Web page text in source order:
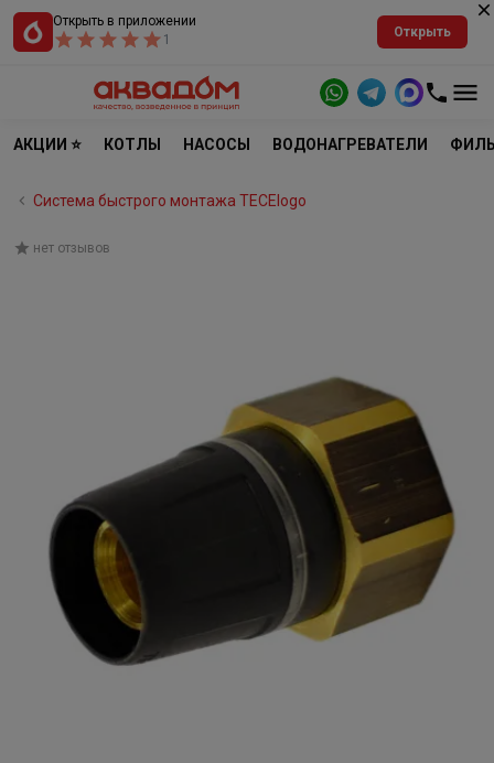
Открыть в приложении
1
Открыть
АКЦИИ ⭐ КОТЛЫ НАСОСЫ ВОДОНАГРЕВАТЕЛИ
Система быстрого монтажа TECElogo
нет отзывов